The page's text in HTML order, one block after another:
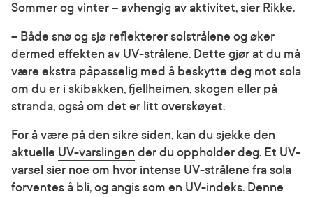
Sommer og vinter – avhengig av aktivitet, sier Rikke.
– Både snø og sjø reflekterer solstrålene og øker
dermed effekten av UV-strålene. Dette gjør at du må
være ekstra påpasselig med å beskytte deg mot sola
om du er i skibakken, fjellheimen, skogen eller på
stranda, også om det er litt overskøyet.
For å være på den sikre siden, kan du sjekke den
aktuelle UV-varslingen der du oppholder deg. Et UV-
varsel sier noe om hvor intense UV-strålene fra sola
forventes å bli, og angis som en UV-indeks. Denne